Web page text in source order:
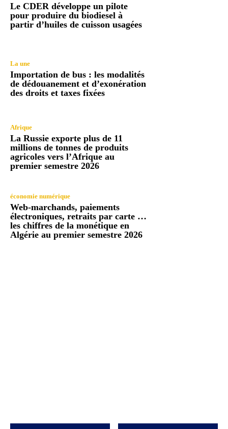
Le CDER développe un pilote
pour produire du biodiesel à
partir d’huiles de cuisson usagées
La une
Importation de bus : les modalités
de dédouanement et d’exonération
des droits et taxes fixées
Afrique
La Russie exporte plus de 11
millions de tonnes de produits
agricoles vers l’Afrique au
premier semestre 2026
économie numérique
Web-marchands, paiements
électroniques, retraits par carte …
les chiffres de la monétique en
Algérie au premier semestre 2026